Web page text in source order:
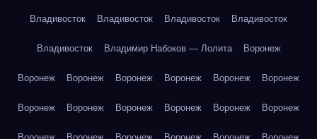
Владивосток Владивосток Владивосток Владивосток
Владивосток Владимир Набоков — Лолита Воронеж
Воронеж Воронеж Воронеж Воронеж Воронеж Воронеж
Воронеж Воронеж Воронеж Воронеж Воронеж Воронеж